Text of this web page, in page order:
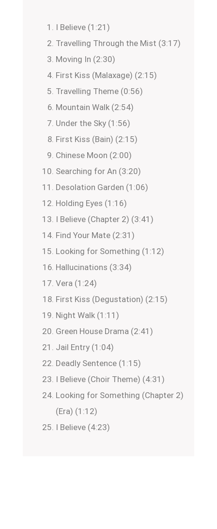
I Believe (1:21)
Travelling Through the Mist (3:17)
Moving In (2:30)
First Kiss (Malaxage) (2:15)
Travelling Theme (0:56)
Mountain Walk (2:54)
Under the Sky (1:56)
First Kiss (Bain) (2:15)
Chinese Moon (2:00)
Searching for An (3:20)
Desolation Garden (1:06)
Holding Eyes (1:16)
I Believe (Chapter 2) (3:41)
Find Your Mate (2:31)
Looking for Something (1:12)
Hallucinations (3:34)
Vera (1:24)
First Kiss (Degustation) (2:15)
Night Walk (1:11)
Green House Drama (2:41)
Jail Entry (1:04)
Deadly Sentence (1:15)
I Believe (Choir Theme) (4:31)
Looking for Something (Chapter 2)
(Era) (1:12)
I Believe (4:23)